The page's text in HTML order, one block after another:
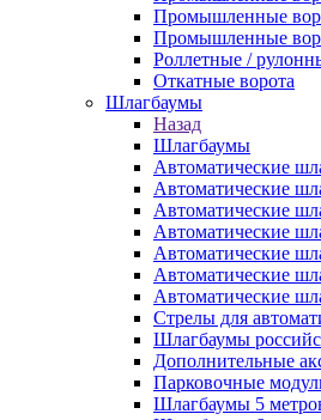
Промышленные
Промышленные
Роллетные /
Откатные ворота
Шлагбаумы
Назад
Шлагбаумы
Автоматические
Автоматические
Автоматические
Автоматические
Автоматические
Автоматические
Автоматические
Стрелы для
Шлагбаумы
Дополнительные
Парковочные
Шлагбаумы 5